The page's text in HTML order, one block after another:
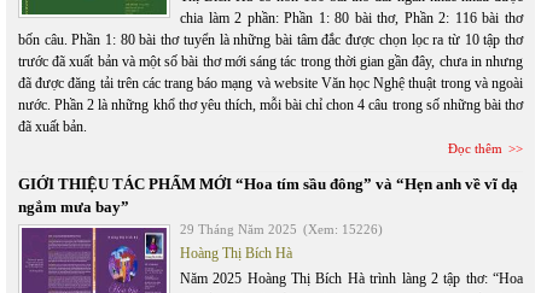
chia làm 2 phần: Phần 1: 80 bài thơ, Phần 2: 116 bài thơ
bốn câu. Phần 1: 80 bài thơ tuyển là những bài tâm đắc được chọn lọc ra từ 10 tập thơ
trước đã xuất bản và một số bài thơ mới sáng tác trong thời gian gần đây, chưa in nhưng
đã được đăng tải trên các trang báo mạng và website Văn học Nghệ thuật trong và ngoài
nước. Phần 2 là những khổ thơ yêu thích, mỗi bài chỉ chon 4 câu trong số những bài thơ
đã xuất bản.
Đọc thêm
GIỚI THIỆU TÁC PHẨM MỚI “Hoa tím sầu đông” và “Hẹn anh về vĩ dạ
ngắm mưa bay”
29 Tháng Năm 2025 (Xem: 15226)
Hoàng Thị Bích Hà
Năm 2025 Hoàng Thị Bích Hà trình làng 2 tập thơ: “Hoa